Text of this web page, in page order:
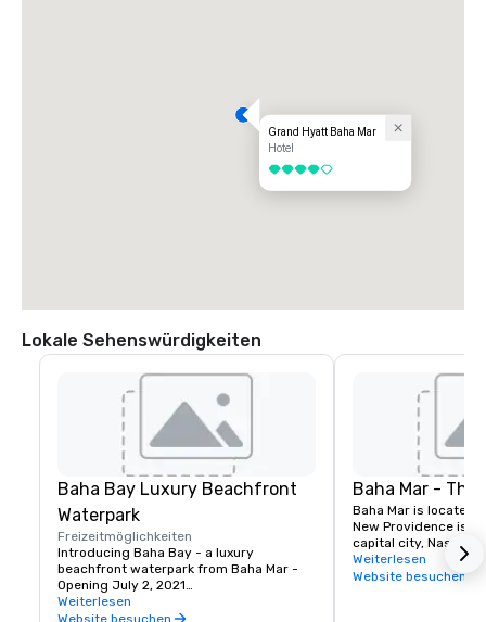
Grand Hyatt Baha Mar
Hotel
4 von 5
Lokale Sehenswürdigkeiten
Baha Bay Luxury Beachfront
Waterpark
Freizeitmöglichkeiten
Introducing Baha Bay - a luxury
beachfront waterpark from Baha Mar -
Opening July 2, 2021
Inspired by the natural beauty of The
Weiterlesen
Website besuchen
Baha Mar - The
Baha Mar is located
New Providence
capital city, Nassau.
hectares along one
beautiful white sand
Weiterlesen
Website besuchen